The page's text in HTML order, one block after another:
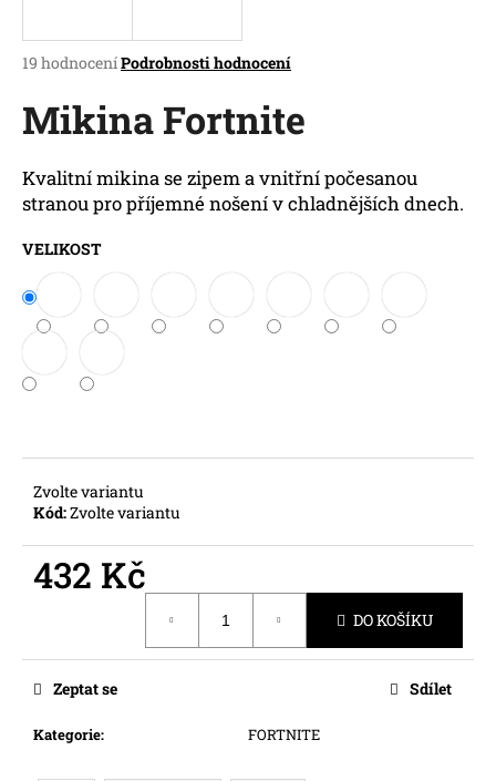
Průměrné
produktu
je
z
5
hvězdiček.
19 hodnoceníPodrobnosti hodnocení
Mikina Fortnite
Kvalitní mikina se zipem a vnitřní počesanou
stranou pro příjemné nošení v chladnějších dnech.
VELIKOST
Zvolte variantu
Kód:Zvolte variantu
432 Kč
DO KOŠÍKU
Kategorie: FORTNITE
Zeptat se Sdílet
j
t
?
D
o
r
č
u
j
e